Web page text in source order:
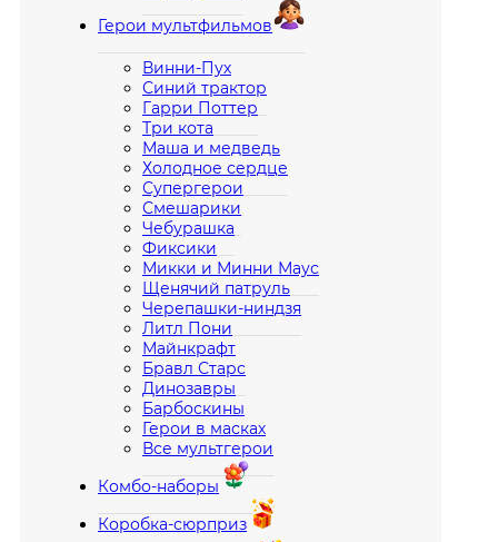
Герои мультфильмов
Винни-Пух
Синий трактор
Гарри Поттер
Три кота
Маша и медведь
Холодное сердце
Супергерои
Смешарики
Чебурашка
Фиксики
Микки и Минни Маус
Щенячий патруль
Черепашки-ниндзя
Литл Пони
Майнкрафт
Бравл Старс
Динозавры
Барбоскины
Герои в масках
Все мультгерои
Комбо-наборы
Коробка-сюрприз